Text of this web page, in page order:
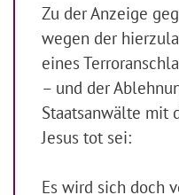
Zu der Anzeige
wegen der
eines
– und der
Staatsanwälte mit
Jesus tot sei:
Es wird sich doch